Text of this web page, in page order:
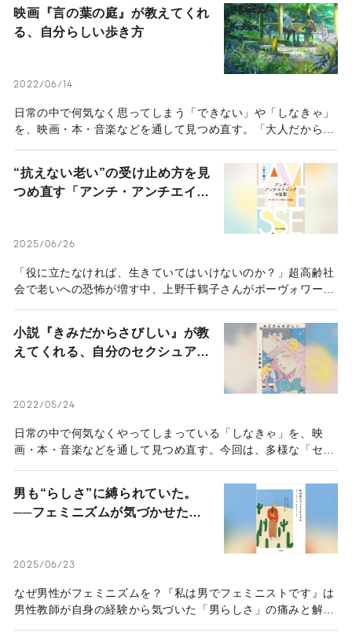
映画『言の葉の庭』が教えてくれ
る、自分らしい歩き方
2022/06/14
日常の中で何気なく思ってしまう「できない」や「しなきゃ」
を、映画・本・音楽などを通して見つめ直す。「大人だからし
てしまったことはないだろうか。「もう大人なんだから……」
と世間のいう「大人像」に合わせなきゃと自分を苦しめている
人には、ぜひ映画『言の葉の庭』を見てほしい。
“抗えない老い”の受け止め方を見
つめ直す「アンチ・アンチエイジ
2025/06/26
「役に立たなければ、生きていてはいけないのか？」超高齢社
会で老いへの恐怖が増す中、上野千鶴子さんがボーヴォワール
を持って生きるとはどういうことか。全世代で考えたい、生き
方のヒントが詰まった一冊をご紹介。
小説『きみだからさびしい』が教
えてくれる、自分のセクシュアリ
2022/05/24
日常の中で何気なくやってしまっている「しなきゃ」を、映
画・本・音楽などを通して見つめ直す。今回は、多様な「セク
恋愛小説が苦手。そう感じたことのある人は意外と多いのでは
ないだろうか。筆者も恋愛小説は苦手な方だ。恋愛は、感情的
に自由にするもののようでいて、実際には社会の決めた「しな
きゃ」との結びつきが強い。当然、物語の中でも、男女の恋
愛、一対一の恋愛、俺様でやんちゃな彼氏と真面目で清楚な彼
女など、ステレオタイプな恋愛が繰り返し描かれてきた。そん
を丁寧に言語化してくれる、新世代の恋愛小説『きみだからさ
びしい』だ。
男も“らしさ”に縛られていた。
──フェミニズムが気づかせた、
―
2025/06/23
なぜ男性がフェミニズムを？『私は男でフェミニストです』は
男性教師が自身の経験から気づいた「男らしさ」の痛みと解放